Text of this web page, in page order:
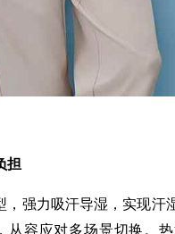
担
强力吸汗导湿，实现汗
从容应对多场景切换。